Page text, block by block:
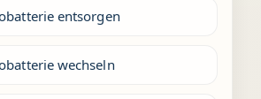
entsorgen
wechseln